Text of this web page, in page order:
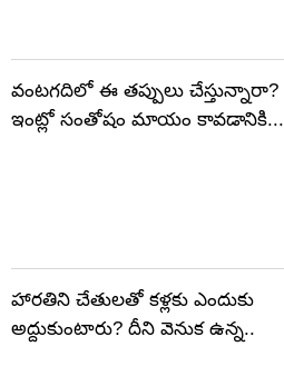
వంటగదిలో ఈ తప్పులు చేస్తున్నారా?
ఇంట్లో సంతోషం మాయం కావడానికి...
హారతిని చేతులతో కళ్లకు ఎందుకు
అద్దుకుంటారు? దీని వెనుక ఉన్న..